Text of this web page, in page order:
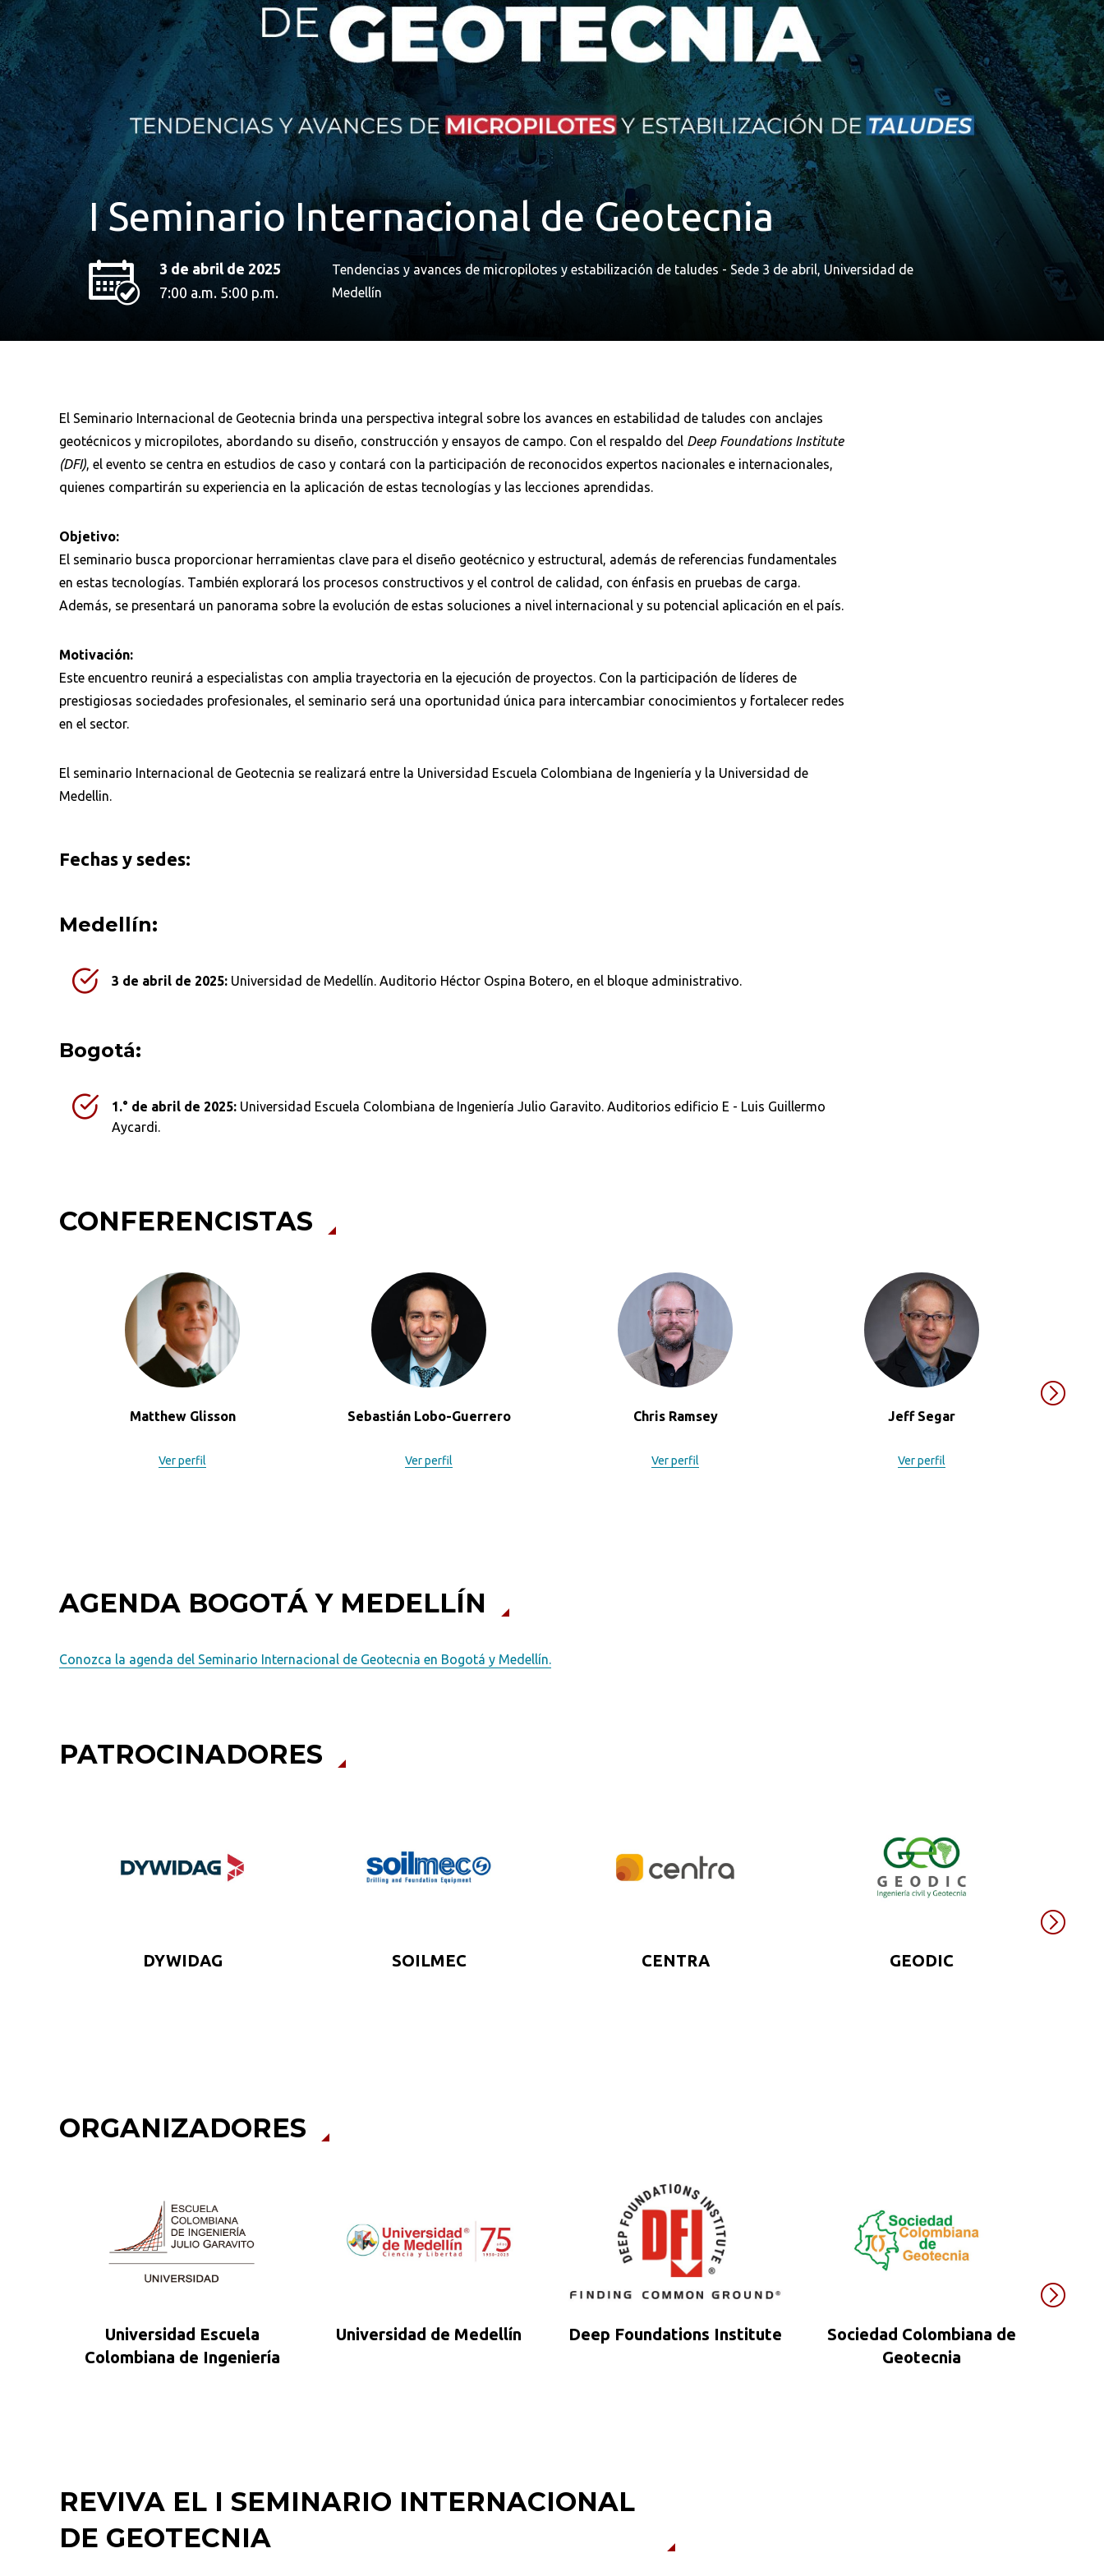
I Seminario Internacional de Geotecnia
Tendencias y avances de micropilotes y estabilización de taludes - Sede 3 de abril, Universidad de
Medellín
3 de abril de 2025
7:00 a.m. 5:00 p.m.
El Seminario Internacional de Geotecnia brinda una perspectiva integral sobre los avances en estabilidad de taludes con anclajes
geotécnicos y micropilotes, abordando su diseño, construcción y ensayos de campo. Con el respaldo del Deep Foundations Institute
(DFI), el evento se centra en estudios de caso y contará con la participación de reconocidos expertos nacionales e internacionales,
quienes compartirán su experiencia en la aplicación de estas tecnologías y las lecciones aprendidas.
Objetivo:
El seminario busca proporcionar herramientas clave para el diseño geotécnico y estructural, además de referencias fundamentales
en estas tecnologías. También explorará los procesos constructivos y el control de calidad, con énfasis en pruebas de carga.
Además, se presentará un panorama sobre la evolución de estas soluciones a nivel internacional y su potencial aplicación en el país.
Motivación:
Este encuentro reunirá a especialistas con amplia trayectoria en la ejecución de proyectos. Con la participación de líderes de
prestigiosas sociedades profesionales, el seminario será una oportunidad única para intercambiar conocimientos y fortalecer redes
en el sector. ​
El seminario Internacional de Geotecnia se realizará entre la Universidad Escuela Colombiana de Ingeniería y la Universidad de
Medellin.
Fechas y sedes:
Medellín:
3 de abril de 2025: Universidad de Medellín. Auditorio Héctor Ospina Botero, en el bloque administrativo.
Bogotá:
1.° de abril de 2025: Universidad Escuela Colombiana de Ingeniería Julio Garavito. Auditorios edificio E - Luis Guillermo
Aycardi.
CONFERENCISTAS
Matthew Glisson
Ver perfil
Sebastián Lobo-Guerrero
Ver perfil
Chris Ramsey
Ver perfil
Jeff Segar
Ver perfil
AGENDA BOGOTÁ Y MEDELLÍN
Conozca la agenda del Seminario Internacional de Geotecnia en Bogotá y Medellín.
PATROCINADORES
DYWIDAG SOILMEC CENTRA GEODIC
ORGANIZADORES
Universidad Escuela
Colombiana de Ingeniería
Universidad de Medellín Deep Foundations Institute
Sociedad Colombiana de
Geotecnia
REVIVA EL I SEMINARIO INTERNACIONAL
DE GEOTECNIA
Busca en la escuela
¿Qué buscas?
Ordenar por: